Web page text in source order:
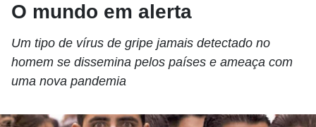
O mundo em alerta
Um tipo de vírus de gripe jamais detectado no
homem se dissemina pelos países e ameaça com
uma nova pandemia